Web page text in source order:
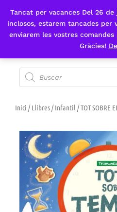
Tancat per vacances Del 26 de
inclosos, estarem tancades per
enviarem les vostres
Gràcies!
Fes-te'n sòcia
Inici /Llibres/Infantil / TOT SOBRE